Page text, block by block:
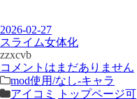
2026-02-27
スライム女体化
zzxcvb
コメントはまだありません
mod使用/なし-キャラ
アイコミ
トップページ可